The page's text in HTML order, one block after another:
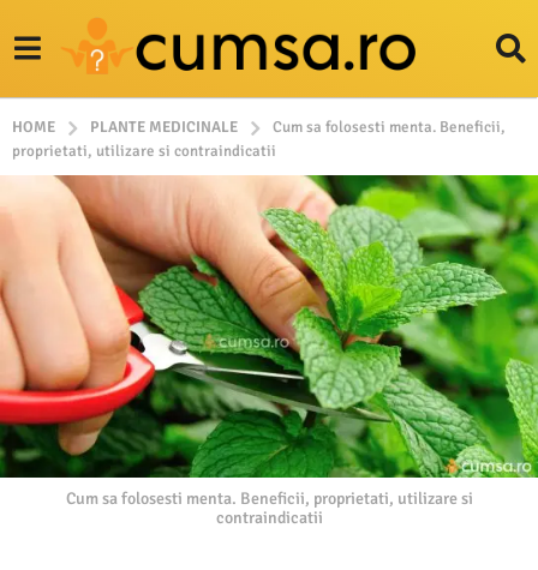
HOME PLANTE MEDICINALE
Cum sa folosesti menta. Beneficii,
proprietati, utilizare si contraindicatii
Cum sa folosesti menta. Beneficii, proprietati, utilizare si
contraindicatii